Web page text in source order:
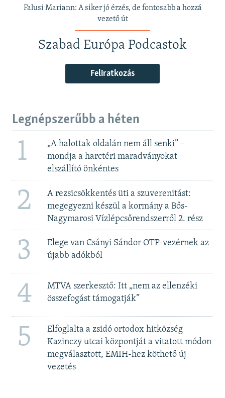
Falusi Mariann: A siker jó érzés, de fontosabb a hozzá
vezető út
Szabad Európa Podcastok
Feliratkozás
Legnépszerűbb a héten
1
„A halottak oldalán nem áll senki” –
mondja a harctéri maradványokat
elszállító önkéntes
2
A rezsicsökkentés üti a szuverenitást:
megegyezni készül a kormány a Bős-
Nagymarosi Vízlépcsőrendszerről 2. rész
3
Elege van Csányi Sándor OTP-vezérnek az
újabb adókból
4
MTVA szerkesztő: Itt „nem az ellenzéki
összefogást támogatják”
5
Elfoglalta a zsidó ortodox hitközség
Kazinczy utcai központját a vitatott módon
megválasztott, EMIH-hez köthető új
vezetés